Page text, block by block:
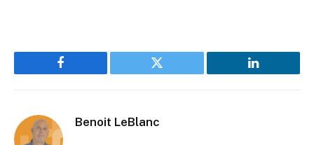
Facebook Twitter LinkedIn
Benoit LeBlanc